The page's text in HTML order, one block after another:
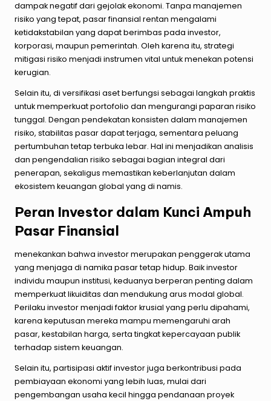
dampak negatif dari gejolak ekonomi. Tanpa manajemen
risiko yang tepat, pasar finansial rentan mengalami
ketidakstabilan yang dapat berimbas pada investor,
korporasi, maupun pemerintah. Oleh karena itu, strategi
mitigasi risiko menjadi instrumen vital untuk menekan potensi
kerugian.
Selain itu, di versifikasi aset berfungsi sebagai langkah praktis
untuk memperkuat portofolio dan mengurangi paparan risiko
tunggal. Dengan pendekatan konsisten dalam manajemen
risiko, stabilitas pasar dapat terjaga, sementara peluang
pertumbuhan tetap terbuka lebar. Hal ini menjadikan analisis
dan pengendalian risiko sebagai bagian integral dari
penerapan, sekaligus memastikan keberlanjutan dalam
ekosistem keuangan global yang di namis.
Peran Investor dalam Kunci Ampuh
Pasar Finansial
menekankan bahwa investor merupakan penggerak utama
yang menjaga di namika pasar tetap hidup. Baik investor
individu maupun institusi, keduanya berperan penting dalam
memperkuat likuiditas dan mendukung arus modal global.
Perilaku investor menjadi faktor krusial yang perlu dipahami,
karena keputusan mereka mampu memengaruhi arah
pasar, kestabilan harga, serta tingkat kepercayaan publik
terhadap sistem keuangan.
Selain itu, partisipasi aktif investor juga berkontribusi pada
pembiayaan ekonomi yang lebih luas, mulai dari
pengembangan usaha kecil hingga pendanaan proyek